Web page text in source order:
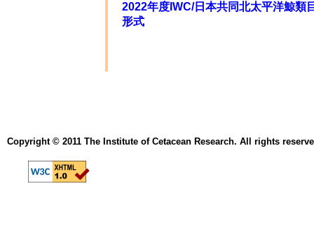
2022年度IWC/日本共同北太平洋鯨類
形式
Copyright © 2011 The Institute of Cetacean Research. All rights